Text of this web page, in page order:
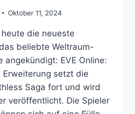
Oktober 11, 2024
die neueste
beliebte Weltraum-
angekündigt: EVE Online:
Erweiterung setzt die
Saga fort und wird
veröffentlicht. Die Spieler